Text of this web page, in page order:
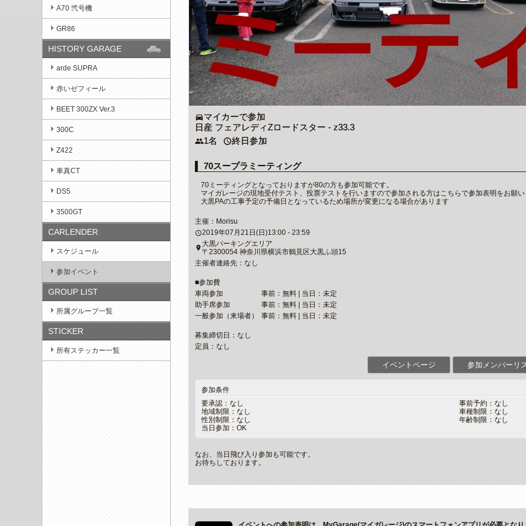
A70 弐号機
GR86
HISTORY GARAGE
arde SUPRA
赤いゼフィール
BEET 300ZX Ver.3
300C
Z422
車真CT
DS5
3500GT
CARLENDER
スケジュール
参加イベント
GROUP LIST
所属グループ一覧
STICKER
所有ステッカー一覧
directions_carマイカーで参加
日産 フェアレディZロードスター - z33.3
people1名 access_time終日参加
70スープラミーティング
70ミーティングとなっておりますが80の方も参加可能です。
マイガレージの現地受付テスト、投票テストを行いますので参加される方はこちらで参加表明をお願
大黒PAの工事予定の予備日となっているため場所が変更になる場合があります
主催：Morisu
access_time2019年07月21日(日)13:00 - 23:59
place 大黒パーキングエリア
〒2300054 神奈川県横浜市鶴見区大黒ふ頭15
主催者連絡先：なし
■参加費
車両参加
事前：無料 | 当日：未定
助手席参加
事前：無料 | 当日：未定
一般参加（来場者）
事前：無料 | 当日：未定
募集締切日：なし
定員：なし
イベントページ 参加メンバーリ
参加条件
要承認：なし
事前予約：なし
地域制限：なし
車種制限：なし
性別制限：なし
年齢制限：なし
当日参加：OK
なお、当日飛び入り参加も可能です。
お待ちしております。